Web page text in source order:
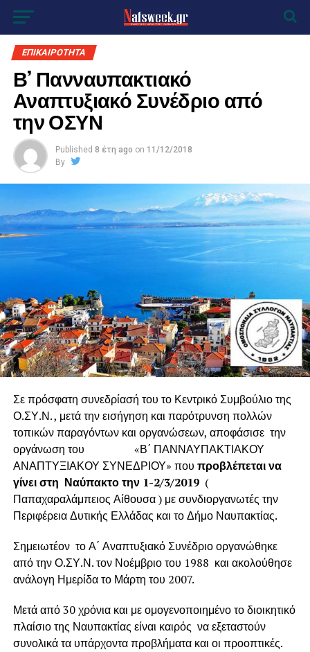
ΕΠΙΚΑΙΡΟΤΗΤΑ
Β’ Πανναυπακτιακό
Αναπτυξιακό Συνέδριο από
την ΟΣΥΝ
Published 8 έτη ago on 11/12/2018
By
Σε πρόσφατη συνεδρίασή του το Κεντρικό Συμβούλιο της
Ο.ΣΥ.Ν. , μετά την εισήγηση και παρότρυνση πολλών
τοπικών παραγόντων και οργανώσεων, αποφάσισε την
οργάνωση του «Β΄ ΠΑΝΝΑΥΠΑΚΤΙΑΚΟΥ
ΑΝΑΠΤΥΞΙΑΚΟΥ ΣΥΝΕΔΡΙΟΥ» που προβλέπεται να
γίνει στη Ναύπακτο την 1-2/3/2019(
Παπαχαραλάμπειος Αίθουσα ) με συνδιοργανωτές την
Περιφέρεια Δυτικής Ελλάδας και το Δήμο Ναυπακτίας.
Σημειωτέον το Α΄ Αναπτυξιακό Συνέδριο οργανώθηκε
από την Ο.ΣΥ.Ν. τον Νοέμβριο του 1988 και ακολούθησε
ανάλογη Ημερίδα το Μάρτη του 2007.
Μετά από 30 χρόνια και με ομογενοποιημένο το διοικητικό
πλαίσιο της Ναυπακτίας είναι καιρός να εξεταστούν
συνολικά τα υπάρχοντα προβλήματα και οι προοπτικές.